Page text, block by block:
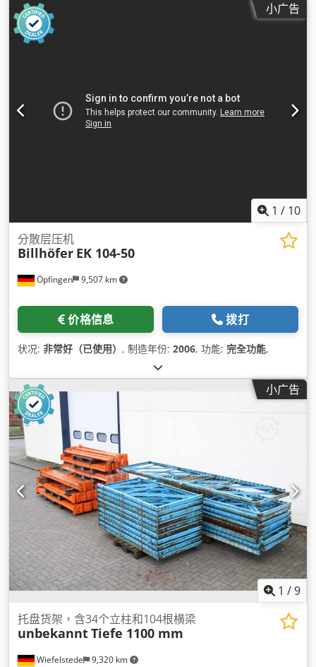
小广告
1 / 10
Öpfingen 9,507 km
分散层压机
Billhöfer EK 104-50
价格信息 拨打
状况: 非常好（已使用） , 制造年份: 2006, 功能: 完全功能,
小广告
1 /9
Wiefelstede 9,320 km
托盘货架，含34个立柱和104根横梁
unbekanntTiefe 1100 mm